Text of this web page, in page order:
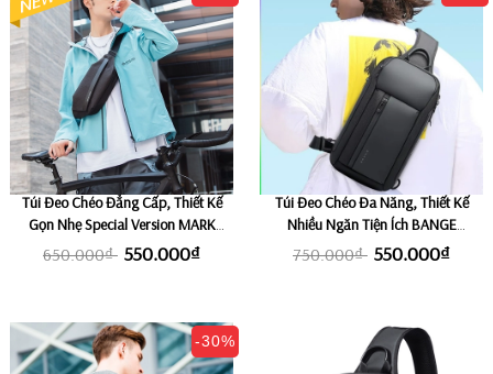
Túi Đeo Chéo Đẳng Cấp, Thiết Kế
Gọn Nhẹ Special Version MARK
RYDEN KECIL
650.000₫ 550.000₫
Túi Đeo Chéo Đa Năng, Thiết Kế
Nhiều Ngăn Tiện Ích BANGE
GEORGE
750.000₫ 550.000₫
-30%